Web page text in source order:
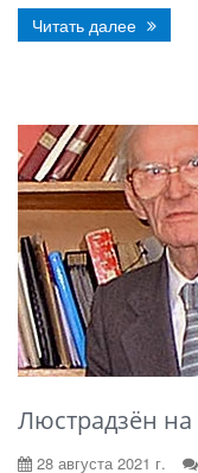
Читать далее
Люстрадзён на
28 августа 2021 г.